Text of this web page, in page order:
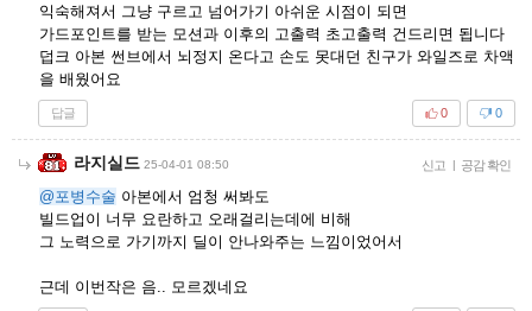
익숙해져서 그냥 구르고 넘어가기 아쉬운 시점이 되면
가드포인트를 받는 모션과 이후의 고출력 초고출력 건드리면 됩니다
덥크 아본 썬브에서 뇌정지 온다고 손도 못대던 친구가 와일즈로 차액
을 배웠어요
답글 0
0
라지실드 25-04-01 08:50 신고 | 공감 확인
@포병수술 아본에서 엄청 써봐도
빌드업이 너무 요란하고 오래걸리는데에 비해
그 노력으로 가기까지 딜이 안나와주는 느낌이었어서
근데 이번작은 음.. 모르겠네요